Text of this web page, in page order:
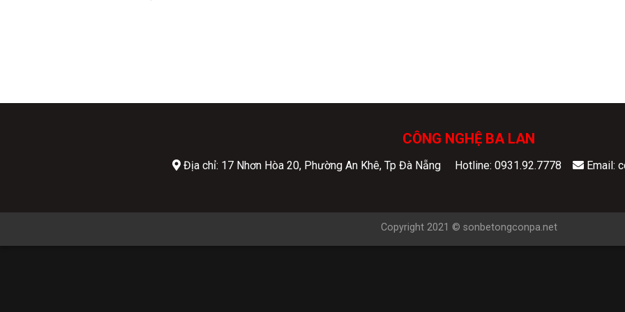
CÔNG NGHỆ BA LAN
Địa chỉ: 17 Nhơn Hòa 20, Phường An Khê, Tp Đà Nẵng Hotline: 0931.92.7778 Email:
Copyright 2021 © sonbetongconpa.net